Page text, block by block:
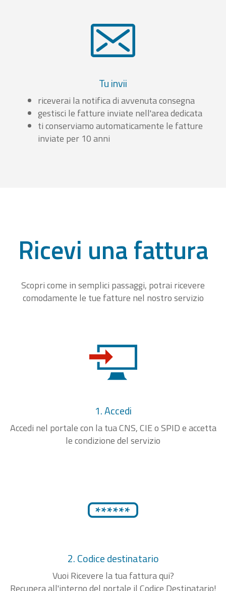
Tu invii
riceverai la notifica di avvenuta consegna
gestisci le fatture inviate nell'area dedicata
ti conserviamo automaticamente le fatture
inviate per 10 anni
Ricevi una fattura
Scopri come in semplici passaggi, potrai ricevere
comodamente le tue fatture nel nostro servizio
1. Accedi
Accedi nel portale con la tua CNS, CIE o SPID e accetta
le condizione del servizio
2. Codice destinatario
Vuoi Ricevere la tua fattura qui?
Recupera all'interno del portale il Codice Destinatario!